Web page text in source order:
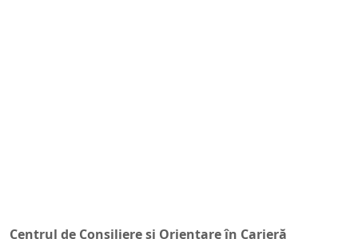
Centrul de Consiliere și Orientare în Carieră